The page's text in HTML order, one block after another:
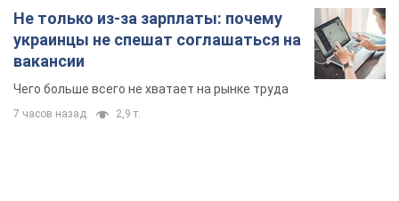
Не только из-за зарплаты: почему
украинцы не спешат соглашаться на
вакансии
Чего больше всего не хватает на рынке труда
7 часов назад 2,9 т.